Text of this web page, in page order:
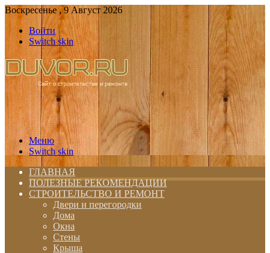
Воскресенье , 9 Август 2026
Войти
Switch skin
Меню
Switch skin
ГЛАВНАЯ
ПОЛЕЗНЫЕ РЕКОМЕНДАЦИИ
СТРОИТЕЛЬСТВО И РЕМОНТ
Двери и перегородки
Дома
Окна
Стены
Крыша